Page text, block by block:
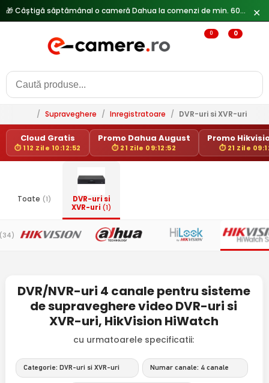
🎁 Câștigă săptămânal o cameră Dahua la comenzi de min. 600 lei — ✕
0 0
/ Supraveghere / Inregistratoare / DVR-uri si XVR-uri
Cloud Gratis
⏱ 112 Zile 10:12:52
Promo Dahua August
⏱ 21 Zile 09:12:52
Promo
⏱ 21 Zile
Toate (1)
DVR-uri si
XVR-uri (1)
(34)
DVR/NVR-uri 4 canale pentru sisteme
de supraveghere video DVR-uri si
XVR-uri, HikVision HiWatch
cu urmatoarele specificatii:
Categorie: DVR-uri si XVR-uri Numar canale: 4 canale